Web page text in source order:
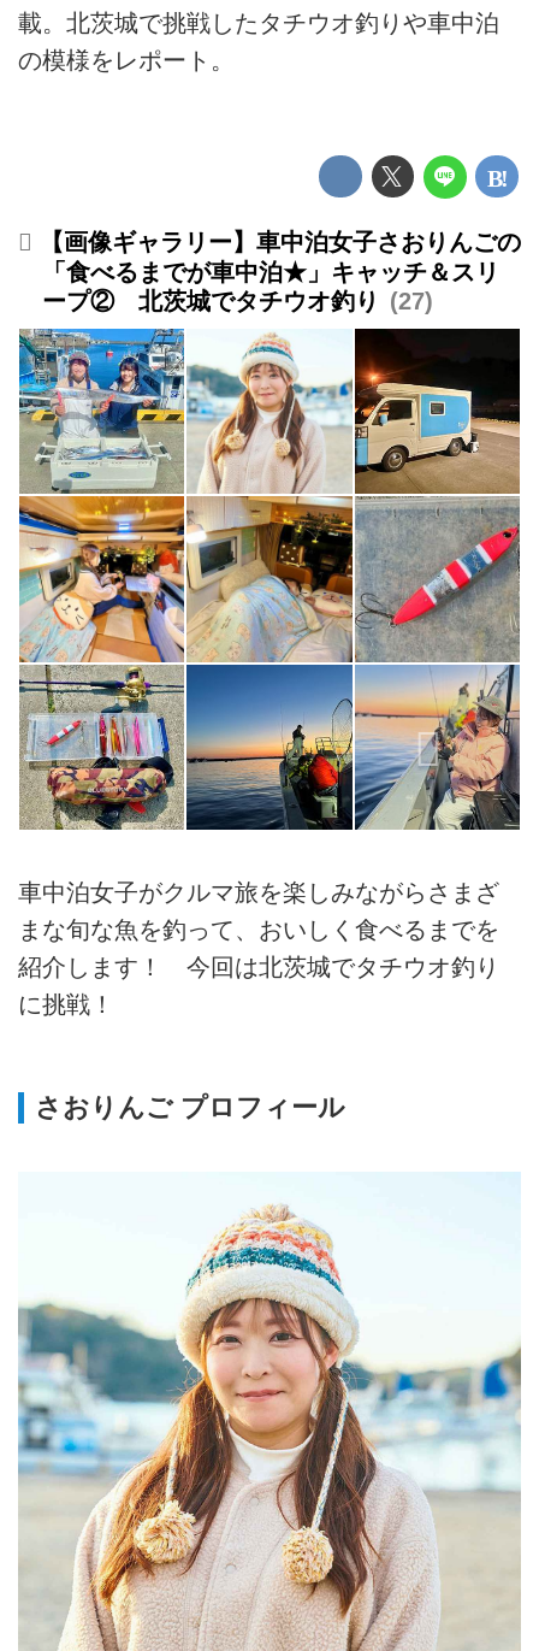
載。北茨城で挑戦したタチウオ釣りや車中泊
の模様をレポート。
【画像ギャラリー】車中泊女子さおりんごの
「食べるまでが車中泊★」キャッチ＆スリ
ープ② 北茨城でタチウオ釣り
27
車中泊女子がクルマ旅を楽しみながらさまざ
まな旬な魚を釣って、おいしく食べるまでを
紹介します！ 今回は北茨城でタチウオ釣り
に挑戦！
さおりんご プロフィール